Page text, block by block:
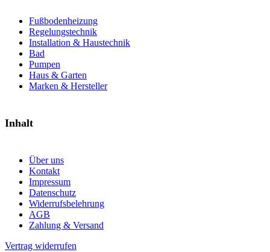
Fußbodenheizung
Regelungstechnik
Installation & Haustechnik
Bad
Pumpen
Haus & Garten
Marken & Hersteller
Inhalt
Über uns
Kontakt
Impressum
Datenschutz
Widerrufsbelehrung
AGB
Zahlung & Versand
Vertrag widerrufen